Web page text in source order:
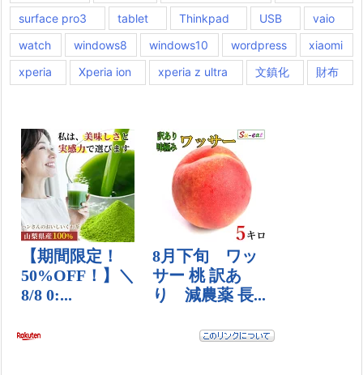
surface pro3
tablet Thinkpad USB
vaio
watch
windows8 windows10 wordpress
xiaomi
xperia
Xperia ion xperia z ultra 文鎮化 財布